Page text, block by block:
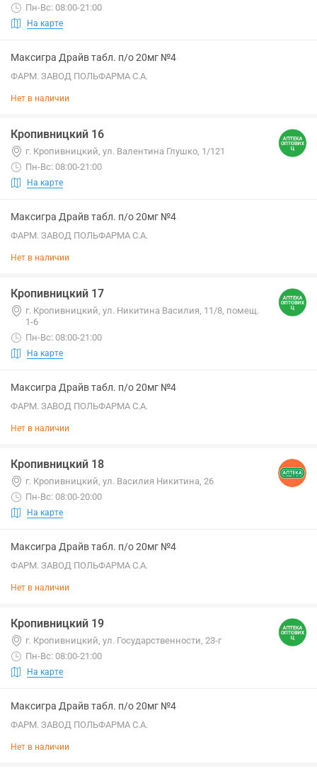
Пн-Вс: 08:00-21:00
На карте
Максигра Драйв табл. п/о 20мг №4
ФАРМ. ЗАВОД ПОЛЬФАРМА С.А.
Нет в наличии
Кропивницкий 16
г. Кропивницкий, ул. Валентина Глушко, 1/121
Пн-Вс: 08:00-21:00
На карте
Максигра Драйв табл. п/о 20мг №4
ФАРМ. ЗАВОД ПОЛЬФАРМА С.А.
Нет в наличии
Кропивницкий 17
г. Кропивницкий, ул. Никитина Василия, 11/8, помещ.
1-6
Пн-Вс: 08:00-21:00
На карте
Максигра Драйв табл. п/о 20мг №4
ФАРМ. ЗАВОД ПОЛЬФАРМА С.А.
Нет в наличии
Кропивницкий 18
г. Кропивницкий, ул. Василия Никитина, 26
Пн-Вс: 08:00-20:00
На карте
Максигра Драйв табл. п/о 20мг №4
ФАРМ. ЗАВОД ПОЛЬФАРМА С.А.
Нет в наличии
Кропивницкий 19
г. Кропивницкий, ул. Государственности, 23-г
Пн-Вс: 08:00-21:00
На карте
Максигра Драйв табл. п/о 20мг №4
ФАРМ. ЗАВОД ПОЛЬФАРМА С.А.
Нет в наличии